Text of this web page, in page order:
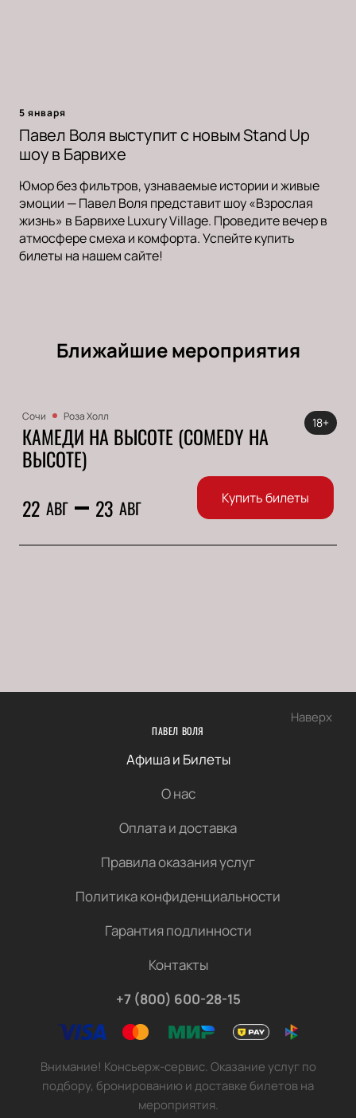
5 января
Павел Воля выступит с новым Stand Up
шоу в Барвихе
Юмор без фильтров, узнаваемые истории и живые
эмоции — Павел Воля представит шоу «Взрослая
жизнь» в Барвихе Luxury Village. Проведите вечер в
атмосфере смеха и комфорта. Успейте купить
билеты на нашем сайте!
Ближайшие мероприятия
Сочи Роза Холл
КАМЕДИ НА ВЫСОТЕ (COMEDY НА
ВЫСОТЕ)
22 АВГ 23 АВГ
18+
Купить билеты
Наверх
ПАВЕЛ ВОЛЯ
Афиша и Билеты
О нас
Оплата и доставка
Правила оказания услуг
Политика конфиденциальности
Гарантия подлинности
Контакты
+7 (800) 600-28-15
Внимание! Консьерж-сервис. Оказание услуг по
подбору, бронированию и доставке билетов на
мероприятия.